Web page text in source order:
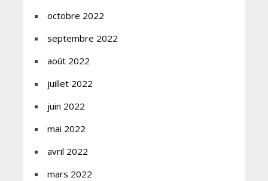
octobre 2022
septembre 2022
août 2022
juillet 2022
juin 2022
mai 2022
avril 2022
mars 2022